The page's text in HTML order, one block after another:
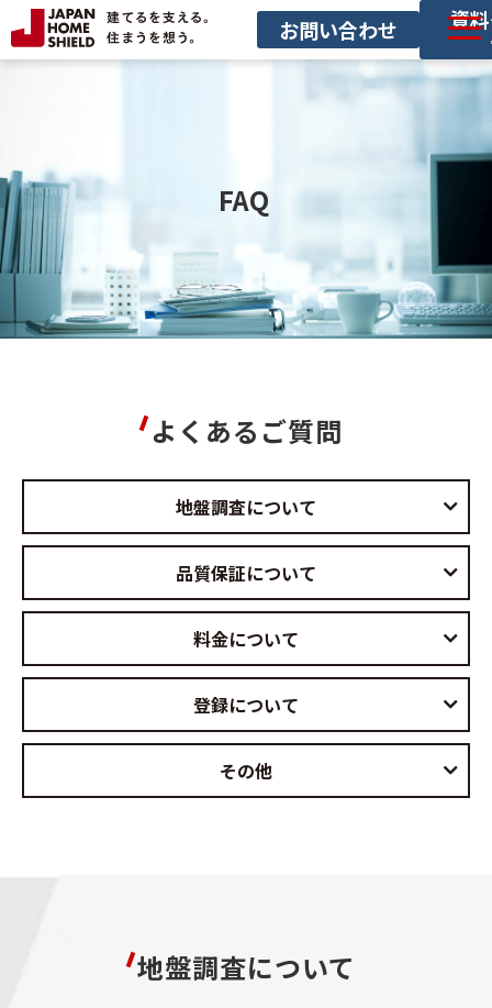
お問い合わせ 資
お役立ち情報
サービス利用の流れ
FAQ
よくあるご質問
地盤調査について
品質保証について
料金について
登録について
その他
地盤調査について